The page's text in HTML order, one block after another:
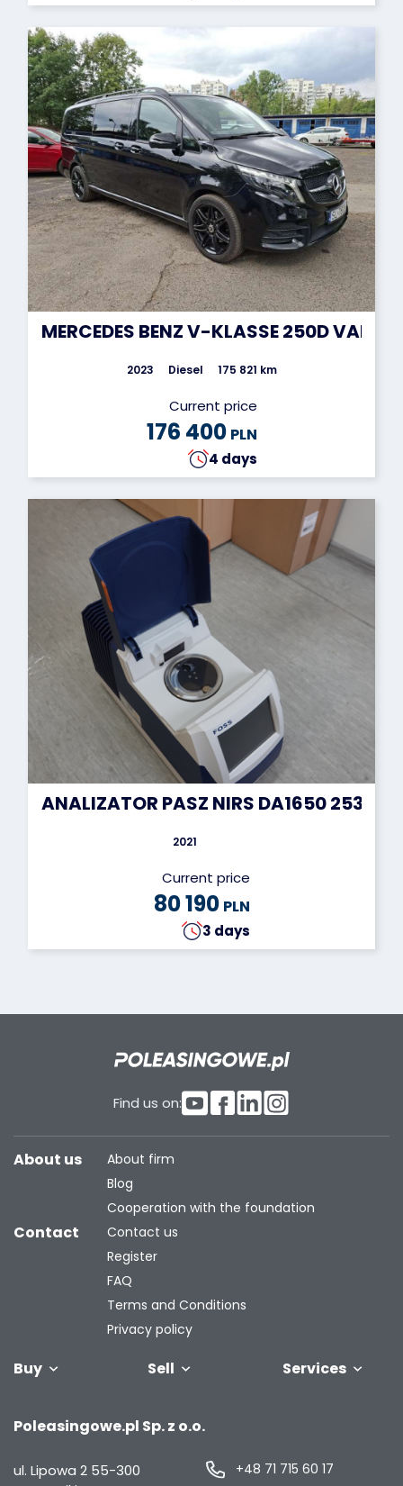
MERCEDES BENZ V-KLASSE 250D VAN
2023 Diesel 175 821 km
Current price
176 400 PLN
4 days
ANALIZATOR PASZ NIRS DA1650 25303
2021
Current price
80 190 PLN
3 days
Find us on:
Buy Sell
your fleet
Services
About us
About firm
Blog
Cooperation with the foundation
Contact
Contact us
Register
FAQ
Terms and Conditions
Privacy policy
Poleasingowe.pl Sp. z o.o.
ul. Lipowa 2 55-300
+48 71 715 60 17